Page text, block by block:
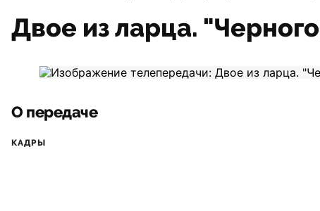
Двое из ларца.
О передаче
КАДРЫ